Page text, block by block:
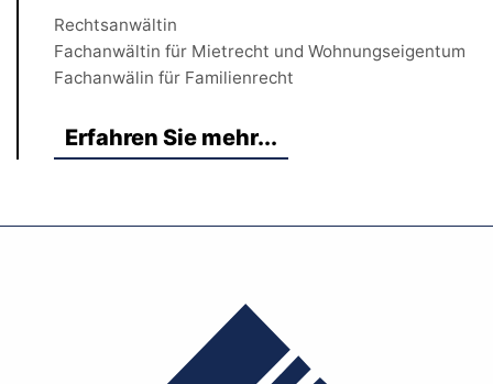
Rechtsanwältin
Fachanwältin für Mietrecht und Wohnungseigentum
Fachanwälin für Familienrecht
Erfahren Sie mehr...